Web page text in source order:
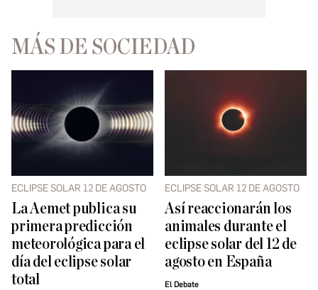
MÁS DE SOCIEDAD
ECLIPSE SOLAR 12 DE AGOSTO
La Aemet publica su
primera predicción
meteorológica para el
día del eclipse solar
total
ECLIPSE SOLAR 12 DE AGOSTO
Así reaccionarán los
animales durante el
eclipse solar del 12 de
agosto en España
El Debate